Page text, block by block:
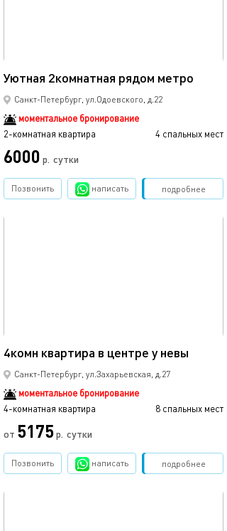
Уютная 2комнатная рядом метро
Санкт-Петербург, ул.Одоевского, д.22
моментальное бронирование
2-комнатная квартира
4 спальных мест
6000 р. сутки
подробнее
Позвонить написать Забронировать
4комн квартира в центре у невы
Санкт-Петербург, ул.Захарьевская, д.27
моментальное бронирование
4-комнатная квартира
8 спальных мест
от 5175р. сутки
подробнее
Позвонить написать Забронировать